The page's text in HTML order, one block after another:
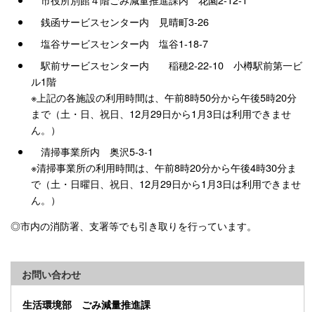
銭函サービスセンター内 見晴町3-26
塩谷サービスセンター内 塩谷1-18-7
駅前サービスセンター内 稲穂2-22-10 小樽駅前第一ビ
ル1階
※上記の各施設の利用時間は、午前8時50分から午後5時20分
まで（土・日、祝日、12月29日から1月3日は利用できませ
ん。）
清掃事業所内 奥沢5-3-1
※清掃事業所の利用時間は、午前8時20分から午後4時30分ま
で（土・日曜日、祝日、12月29日から1月3日は利用できませ
ん。）
◎市内の消防署、支署等でも引き取りを行っています。
お問い合わせ
生活環境部 ごみ減量推進課